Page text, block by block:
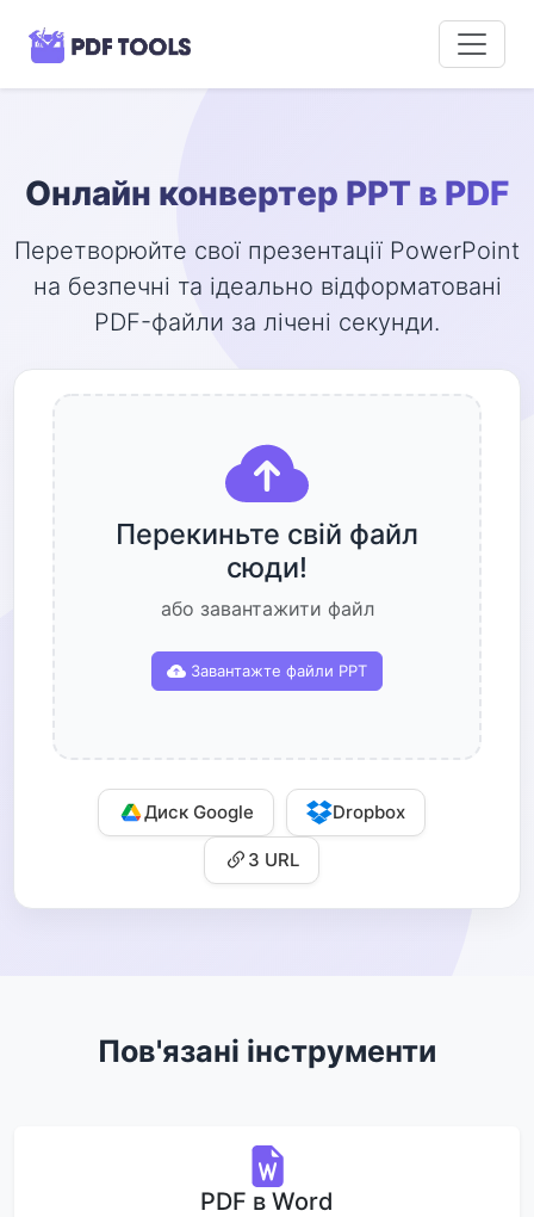
Онлайн конвертер PPT в PDF
Перетворюйте свої презентації PowerPoint
на безпечні та ідеально відформатовані
PDF-файли за лічені секунди.
Перекиньте свій файл
сюди!
або завантажити файл
Завантажте файли PPT
Диск Google Dropbox
З URL
Пов'язані інструменти
PDF в Word